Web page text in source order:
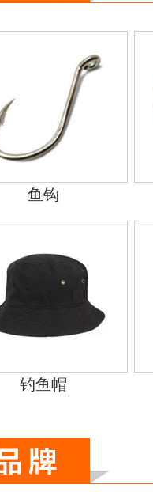
鱼钩
钓鱼帽